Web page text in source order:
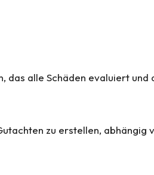
alle Schäden evaluiert und
zu erstellen, abhängig